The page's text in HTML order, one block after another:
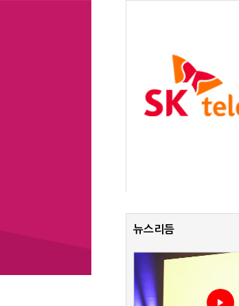
뉴스리듬